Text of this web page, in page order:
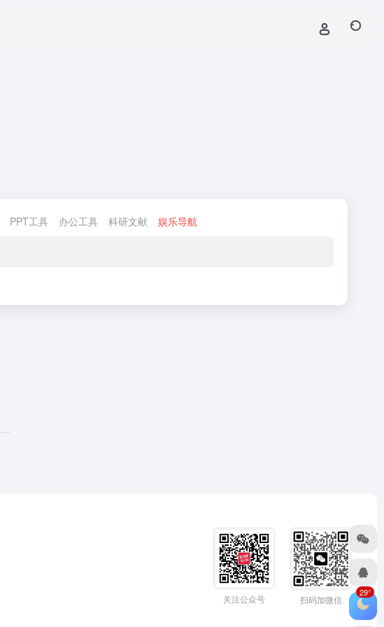
PPT工具 办公工具 科研文献 娱乐导航
关注公众号 扫码加微信
29°